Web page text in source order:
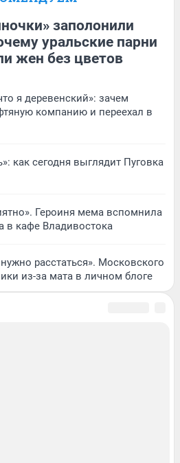
заполонили
уральские парни
жен без цветов
я деревенский»: зачем
компанию и переехал в
как сегодня выглядит Пуговка
Героиня мема вспомнила
в кафе Владивостока
расстаться». Московского
из-за мата в личном блоге